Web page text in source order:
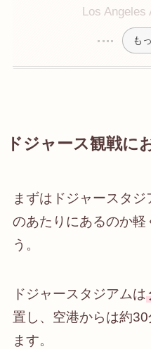
Los Angeles
も
ドジャース観戦に
まずはドジャースタ
のあたりにあるのか軽
う。
ドジャースタジアムは
置し、空港からは約
ます。